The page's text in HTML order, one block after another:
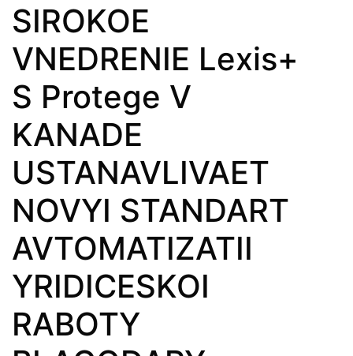
SIROKOE
VNEDRENIE Lexis+
S Protege V
KANADE
USTANAVLIVAET
NOVYI STANDART
AVTOMATIZATII
YRIDICESKOI
RABOTY